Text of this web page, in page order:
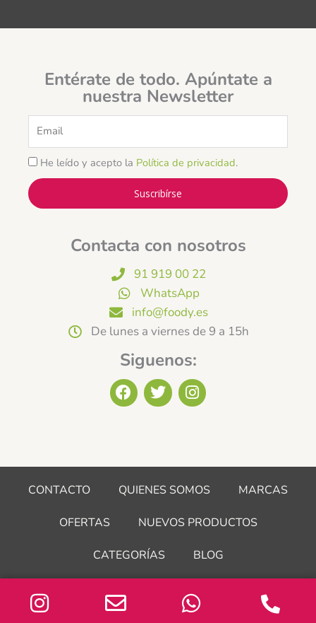
Entérate de todo. Apúntate a
nuestra Newsletter
He leído y acepto la Política de privacidad.
Suscribírse
Contacta con nosotros
91 919 00 22
WhatsApp
info@foody.es
De lunes a viernes de 9 a 15h
Siguenos:
F
a
o
k
T
w
e
I
n
g
a
CONTACTO QUIENES SOMOS MARCAS
OFERTAS NUEVOS PRODUCTOS
CATEGORÍAS BLOG